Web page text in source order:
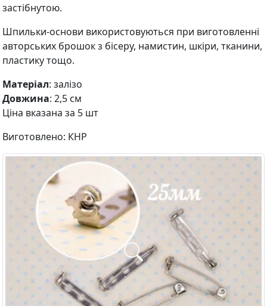
застібнутою.
Шпильки-основи використовуються при виготовленні
авторських брошок з бісеру, намистин, шкіри, тканини,
пластику тощо.
Матеріал: залізо
Довжина: 2,5 см
Ціна вказана за 5 шт
Виготовлено: КНР